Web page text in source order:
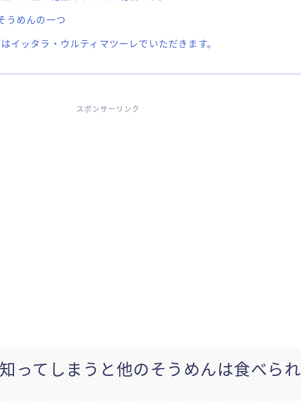
うめんの一つ
イッタラ・ウルティマツーレでいただきます。
スポンサーリンク
知ってしまうと他のそうめんは食べられ